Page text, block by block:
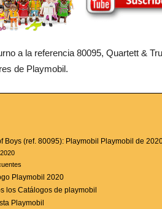
a la referencia 80095, Quartett &
de Playmobil.
Boys (ref. 80095): Playmobil Playmobil de
Playmobil 2020
los Catálogos de playmobil
Playmobil